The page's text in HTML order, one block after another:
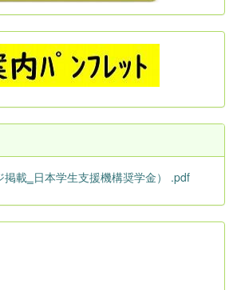
掲載‗日本学生支援機構奨学金） .pdf